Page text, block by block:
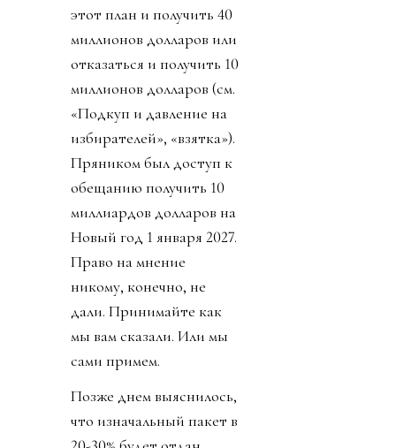
этот план и получить 40
миллионов долларов или
отказаться и получить 10
миллионов долларов (см.
«Подкуп и давление на
избирателей», «взятка»).
Пряником был доступ к
обещанию получить 10
миллиардов долларов на
Новый год 1 января 2027.
Право на мнение
никому, конечно, не
дали. Принимайте как
мы вам сказали. Или мы
сами примем.
Позже днем выяснилось,
что изначальный пакет в